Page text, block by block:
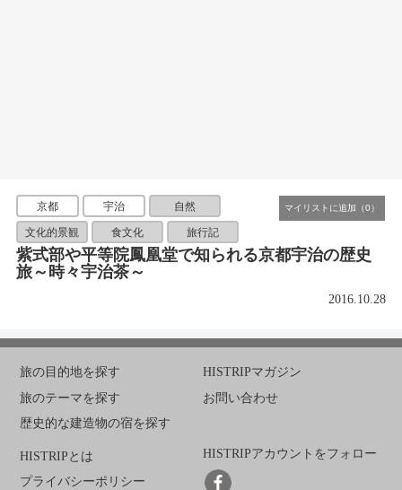
京都 宇治 自然
文化的景観 食文化 旅行記
紫式部や平等院鳳凰堂で知られる京都宇治の歴史
旅～時々宇治茶～
2016.10.28
旅の目的地を探す
旅のテーマを探す
歴史的な建造物の宿を探す
HISTRIPマガジン
お問い合わせ
HISTRIPとは
プライバシーポリシー
HISTRIPアカウントをフォロー